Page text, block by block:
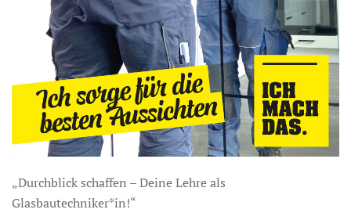
„Durchblick schaffen – Deine Lehre als
Glasbautechniker*in!“